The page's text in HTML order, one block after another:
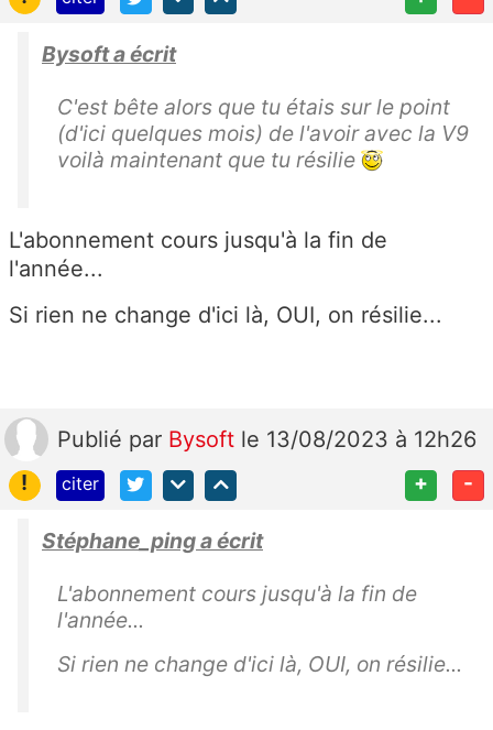
Bysoft a écrit
C'est bête alors que tu étais sur le point
(d'ici quelques mois) de l'avoir avec la V9
voilà maintenant que tu résilie
L'abonnement cours jusqu'à la fin de
l'année...
Si rien ne change d'ici là, OUI, on résilie...
Publié par Bysoft le 13/08/2023 à 12h26
!
citer + -
Stéphane_ping a écrit
L'abonnement cours jusqu'à la fin de
l'année...
Si rien ne change d'ici là, OUI, on résilie...